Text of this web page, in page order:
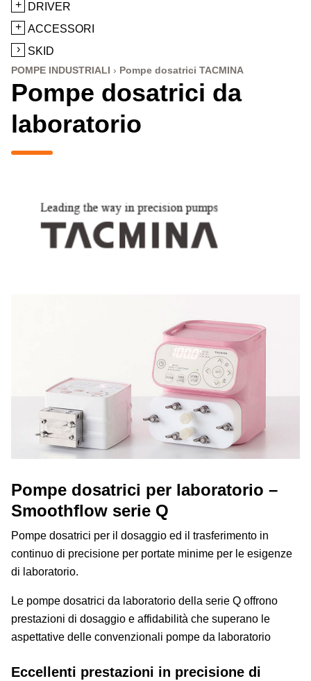
POMPE INDUSTRIALI Pompe dosatrici TACMINA
Pompe dosatrici da
laboratorio
Pompe dosatrici per laboratorio –
Smoothflow serie Q
Pompe dosatrici per il dosaggio ed il trasferimento in
continuo di precisione per portate minime per le esigenze
di laboratorio.
Le pompe dosatrici da laboratorio della serie Q offrono
prestazioni di dosaggio e affidabilità che superano le
aspettative delle convenzionali pompe da laboratorio
Eccellenti prestazioni in precisione di
DRIVER
ACCESSORI
SKID